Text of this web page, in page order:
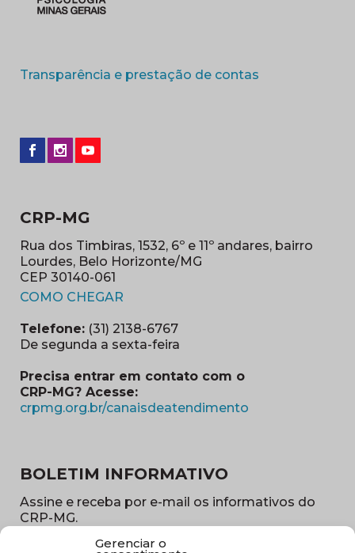
Gerenciar o
Transparência e prestação de contas
CRP-MG
Rua dos Timbiras, 1532, 6º e 11º andares, bairro
Lourdes, Belo Horizonte/MG
CEP 30140-061
COMO CHEGAR
Telefone: (31) 2138-6767
De segunda a sexta-feira
Precisa entrar em contato com o
CRP-MG? Acesse:
crpmg.org.br/canaisdeatendimento
BOLETIM INFORMATIVO
Assine e receba por e-mail os informativos do
CRP-MG.